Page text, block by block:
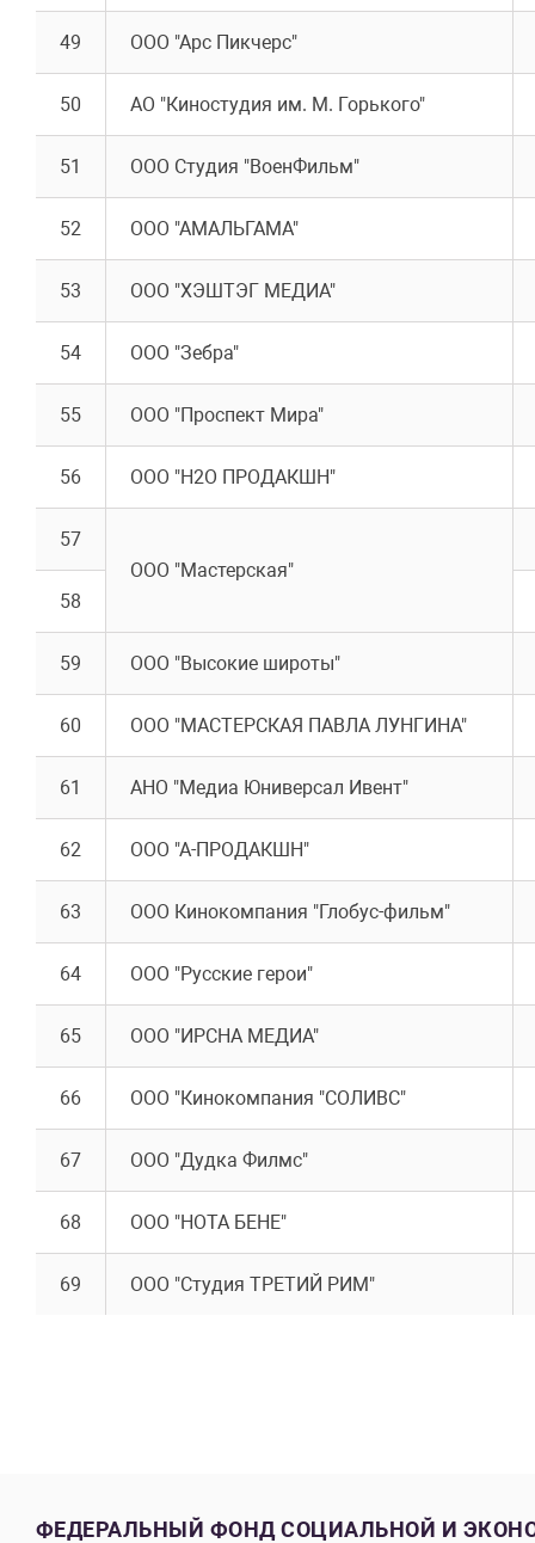
49 ООО "Арс Пикчерс"
50 АО "Киностудия им. М. Горького"
51 ООО Студия "ВоенФильм"
52 ООО "АМАЛЬГАМА"
53 ООО "ХЭШТЭГ МЕДИА"
54 ООО "Зебра"
55 ООО "Проспект Мира"
56 ООО "Н2О ПРОДАКШН"
57
ООО "Мастерская"
58
59 ООО "Высокие широты"
60 ООО "МАСТЕРСКАЯ ПАВЛА ЛУНГИНА"
61 АНО "Медиа Юниверсал Ивент"
62 ООО "А-ПРОДАКШН"
63 ООО Кинокомпания "Глобус-фильм"
64 ООО "Русские герои"
65 ООО "ИРСНА МЕДИА"
66 ООО "Кинокомпания "СОЛИВС"
67 ООО "Дудка Филмс"
68 ООО "НОТА БЕНЕ"
69 ООО "Студия ТРЕТИЙ РИМ"
ФЕДЕРАЛЬНЫЙ ФОНД СОЦИАЛЬНОЙ И